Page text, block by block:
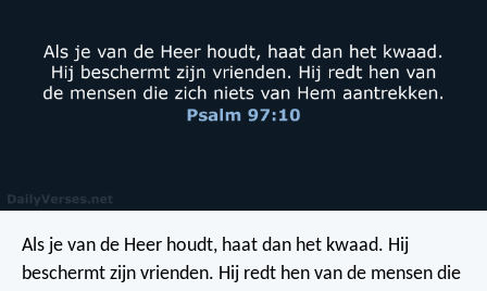
Als je van de Heer houdt, haat dan het kwaad. Hij
beschermt zijn vrienden. Hij redt hen van de mensen die